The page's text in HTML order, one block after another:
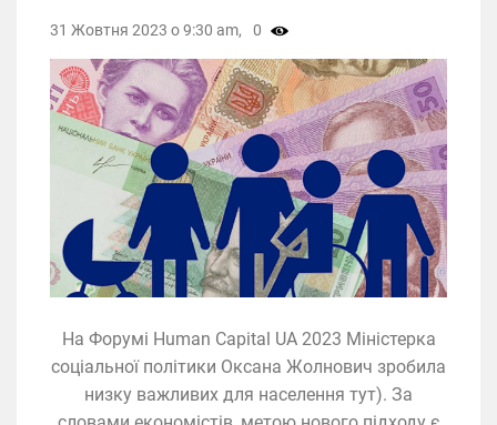
На Форумі Human Capital UA 2023 Міністерка
соціальної політики Оксана Жолнович зробила
низку важливих для населення тут). За
31 Жовтня 2023 о 9:30 am, 0